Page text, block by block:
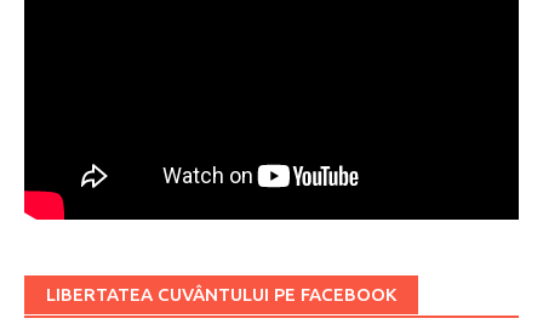
LIBERTATEA CUVÂNTULUI PE FACEBOOK